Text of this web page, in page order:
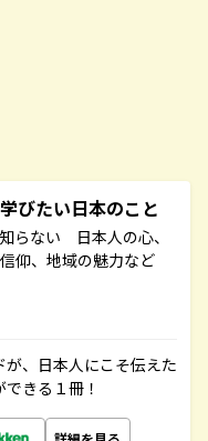
びたい日本のこと
らない 日本人の心、
仰、地域の魅力など
、日本人にこそ伝えた
きる１冊！